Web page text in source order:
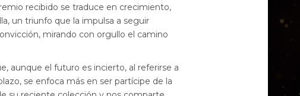
recibido se traduce en crecimiento,
un triunfo que la impulsa a seguir
mirando con orgullo el camino
aunque el futuro es incierto, al referirse a
se enfoca más en ser partícipe de la